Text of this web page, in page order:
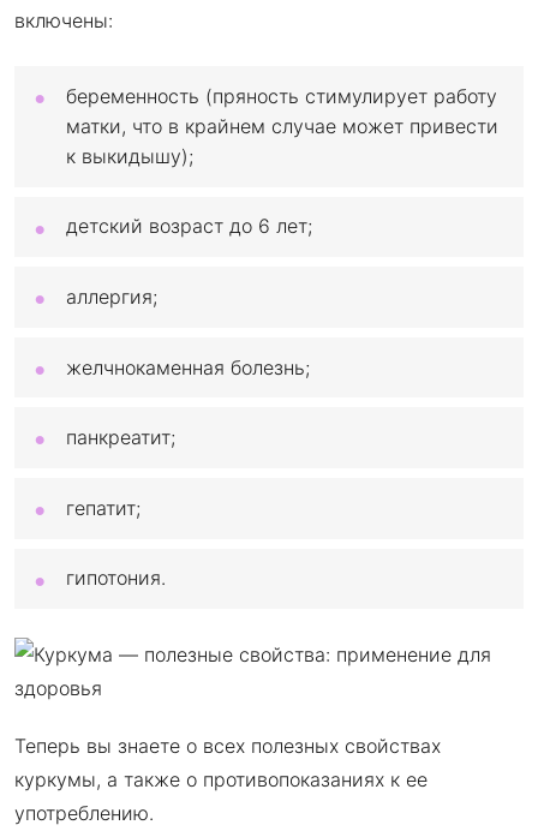
включены:
беременность (пряность стимулирует работу
матки, что в крайнем случае может привести
к выкидышу);
детский возраст до 6 лет;
аллергия;
желчнокаменная болезнь;
панкреатит;
гепатит;
гипотония.
Теперь вы знаете о всех полезных свойствах
куркумы, а также о противопоказаниях к ее
употреблению.